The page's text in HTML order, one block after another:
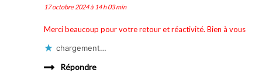
17 octobre 2024 à 14 h 03 min
Merci beaucoup pour votre retour et réactivité. Bien à vous
chargement…
Répondre